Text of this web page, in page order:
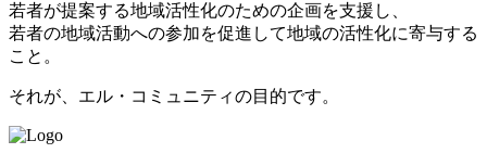
若者が提案する地域活性化のための企画を支援し、
若者の地域活動への参加を促進して地域の活性化に寄与する
こと。
それが、エル・コミュニティの目的です。